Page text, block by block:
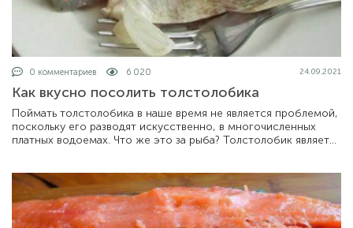
0 комментариев 6 020 24.09.2021
Как вкусно посолить толстолобика
Поймать толстолобика в наше время не является проблемой,
поскольку его разводят искусственно, в многочисленных
платных водоемах. Что же это за рыба? Толстолобик является